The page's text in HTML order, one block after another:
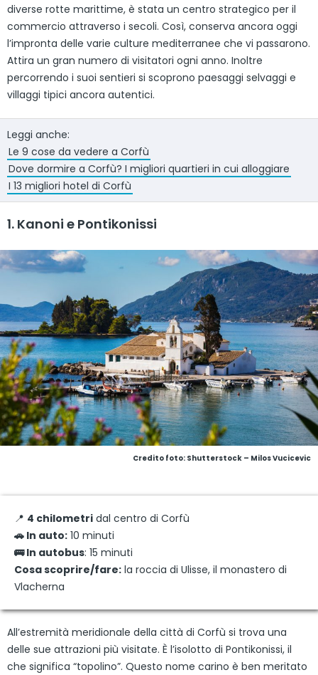
diverse rotte marittime, è stata un centro strategico per il
commercio attraverso i secoli. Così, conserva ancora oggi
l’impronta delle varie culture mediterranee che vi passarono.
Attira un gran numero di visitatori ogni anno. Inoltre
percorrendo i suoi sentieri si scoprono paesaggi selvaggi e
villaggi tipici ancora autentici.
Leggi anche:
Le 9 cose da vedere a Corfù
Dove dormire a Corfù? I migliori quartieri in cui alloggiare
I 13 migliori hotel di Corfù
1. Kanoni e Pontikonissi
Credito foto: Shutterstock – Milos Vucicevic
📍 4 chilometri dal centro di Corfù
🚗 In auto: 10 minuti
🚌 In autobus: 15 minuti
Cosa scoprire/fare: la roccia di Ulisse, il monastero di
Vlacherna
All’estremità meridionale della città di Corfù si trova una
delle sue attrazioni più visitate. È l’isolotto di Pontikonissi, il
che significa “topolino”. Questo nome carino è ben meritato